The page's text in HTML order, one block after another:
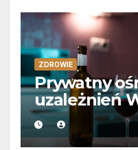
ZDROWIE
Prywatny
uzależnień